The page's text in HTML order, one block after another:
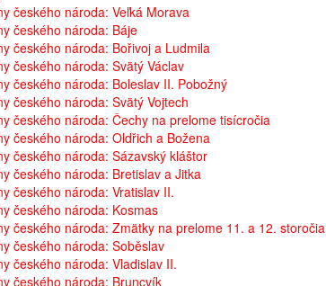
českého národa: Veľká Morava
českého národa: Báje
českého národa: Bořivoj a Ludmila
českého národa: Svätý Václav
českého národa: Boleslav II. Pobožný
českého národa: Svätý Vojtech
českého národa: Čechy na prelome tisícročia
českého národa: Oldřich a Božena
českého národa: Sázavský kláštor
českého národa: Bretislav a Jitka
českého národa: Vratislav II.
českého národa: Kosmas
českého národa: Zmätky na prelome 11. a 12. storočia
českého národa: Soběslav
českého národa: Vladislav II.
českého národa: Bruncvík